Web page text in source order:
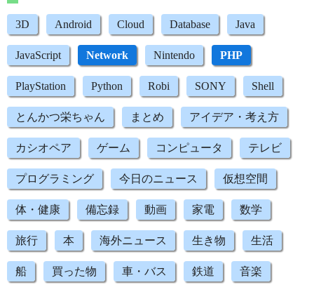
3D Android Cloud Database Java
JavaScript Network Nintendo PHP
PlayStation Python Robi SONY Shell
とんかつ栄ちゃん まとめ アイデア・考え方
カシオペア ゲーム コンピュータ テレビ
プログラミング 今日のニュース 仮想空間
体・健康 備忘録 動画 家電 数学
旅行 本 海外ニュース 生き物 生活
船 買った物 車・バス 鉄道 音楽